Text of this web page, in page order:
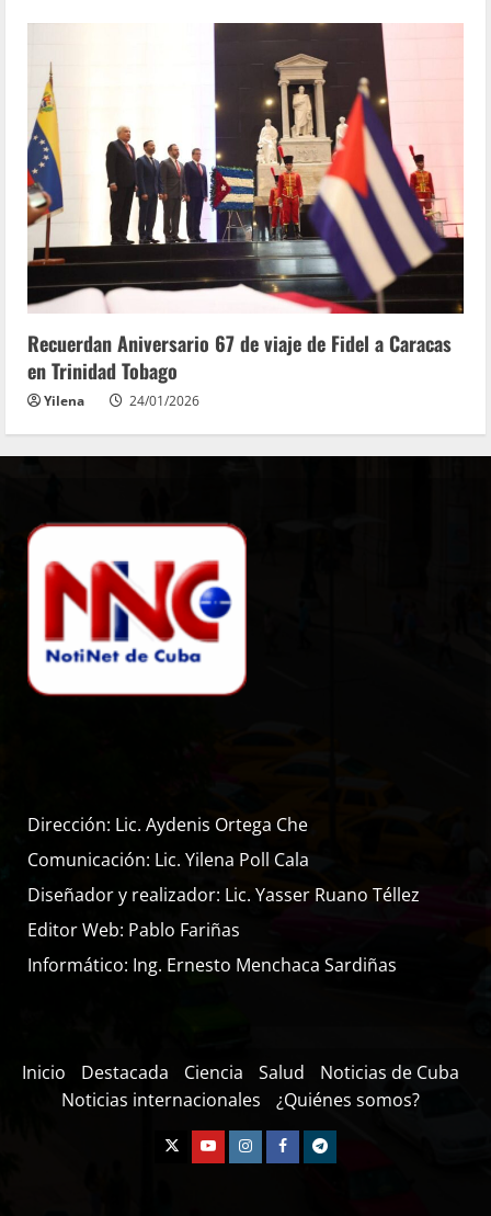
Recuerdan Aniversario 67 de viaje de Fidel a Caracas
en Trinidad Tobago
Yilena 24/01/2026
Dirección: Lic. Aydenis Ortega Che
Comunicación: Lic. Yilena Poll Cala
Diseñador y realizador: Lic. Yasser Ruano Téllez
Editor Web: Pablo Fariñas
Informático: Ing. Ernesto Menchaca Sardiñas
Inicio Destacada Ciencia Salud
Noticias de Cuba
Noticias internacionales
¿Quiénes somos?